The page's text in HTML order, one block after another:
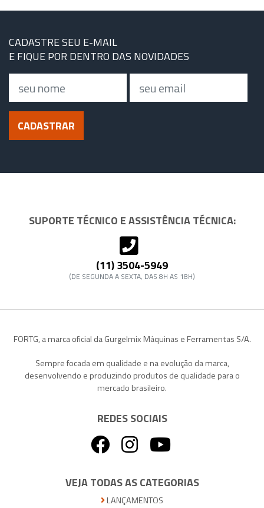
CADASTRE SEU E-MAIL
E FIQUE POR DENTRO DAS NOVIDADES
CADASTRAR
SUPORTE TÉCNICO E ASSISTÊNCIA TÉCNICA:
(11) 3504-5949
(DE SEGUNDA A SEXTA, DAS 8H AS 18H)
FORTG, a marca oficial da Gurgelmix Máquinas e Ferramentas S/A.
Sempre focada em qualidade e na evolução da marca,
desenvolvendo e produzindo produtos de qualidade para o
mercado brasileiro.
REDES SOCIAIS
VEJA TODAS AS CATEGORIAS
LANÇAMENTOS